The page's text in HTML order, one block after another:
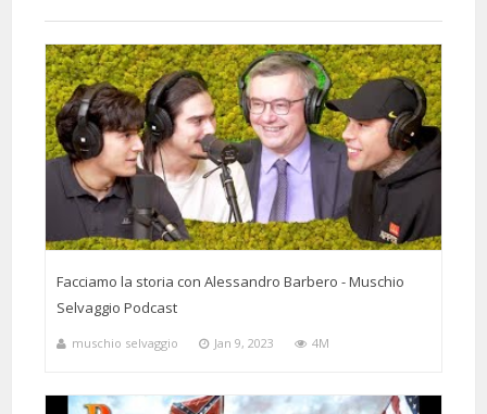
Facciamo la storia con Alessandro Barbero - Muschio
Selvaggio Podcast
muschio selvaggio Jan 9, 2023 4M